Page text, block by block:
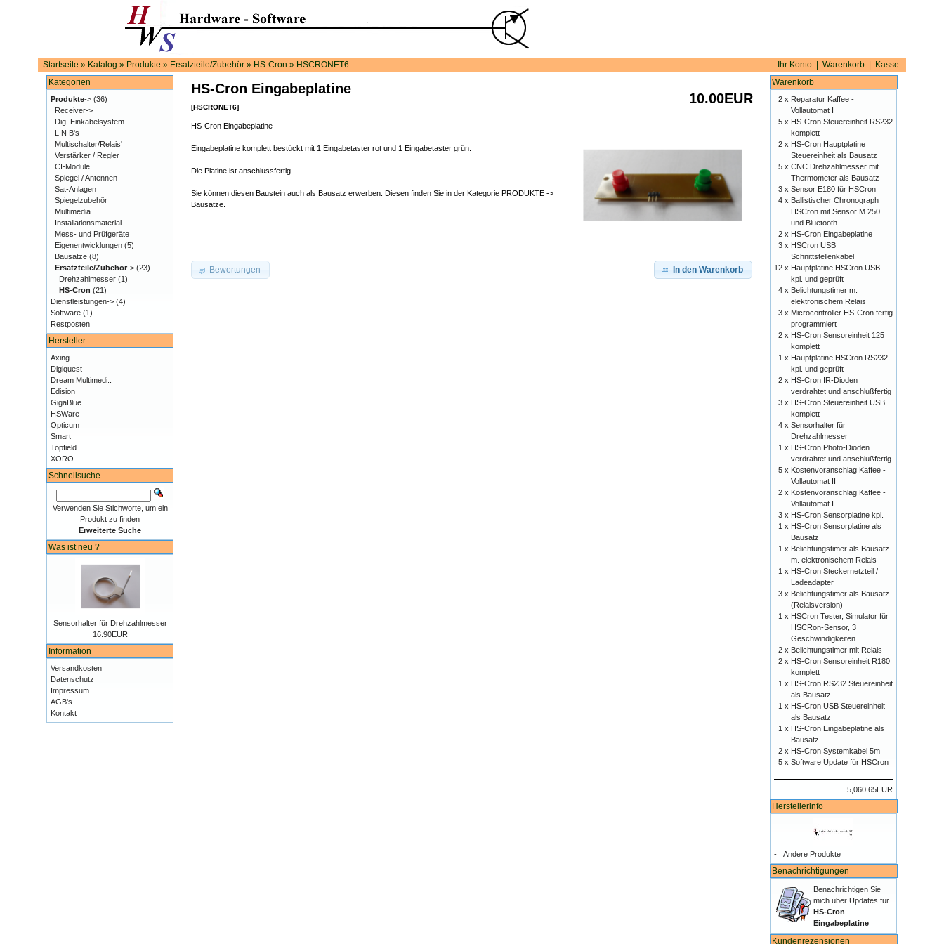
Startseite » Katalog » Produkte » Ersatzteile/Zubehör» HS-Cron » HSCRONET6 Ihr Konto| Warenkorb| Kasse
10.00EUR
HS-Cron Eingabeplatine
[HSCRONET6]
HS-Cron Eingabeplatine
Eingabeplatine komplett bestückt mit 1 Eingabetaster rot und 1 Eingabetaster grün.
Die Platine ist anschlussfertig.
Sie können diesen Baustein auch als Bausatz erwerben. Diesen finden Sie in der Kategorie PRODUKTE ->
Bausätze.
In den Warenkorb
Bewertungen
Kategorien
Produkte-> (36)
Receiver->
Dig. Einkabelsystem
L N B's
Multischalter/Relais'
Verstärker / Regler
CI-Module
Spiegel / Antennen
Sat-Anlagen
Spiegelzubehör
Multimedia
Installationsmaterial
Mess- und Prüfgeräte
Eigenentwicklungen (5)
Bausätze (8)
Ersatzteile/Zubehör-> (23)
Drehzahlmesser (1)
HS-Cron (21)
Dienstleistungen-> (4)
Software (1)
Restposten
Hersteller
Axing
Digiquest
Dream Multimedi..
Edision
GigaBlue
HSWare
Opticum
Smart
Topfield
XORO
Schnellsuche
Verwenden Sie Stichworte, um ein
Produkt zu finden
Erweiterte Suche
Was ist neu ?
Sensorhalter für Drehzahlmesser
16.90EUR
Information
Versandkosten
Datenschutz
Impressum
AGB's
Kontakt
Warenkorb
2 x Reparatur Kaffee -
Vollautomat I
5 x HS-Cron Steuereinheit RS232
komplett
2 x HS-Cron Hauptplatine
Steuereinheit als Bausatz
5 xCNC Drehzahlmesser mit
Thermometer als Bausatz
3 xSensor E180 für HSCron
4 x Ballistischer Chronograph
HSCron mit Sensor M 250
und Bluetooth
2 x HS-Cron Eingabeplatine
3 x HSCron USB
Schnittstellenkabel
12 x Hauptplatine HSCron USB
kpl. und geprüft
4 x Belichtungstimer m.
elektronischem Relais
3 x Microcontroller HS-Cron fertig
programmiert
2 x HS-Cron Sensoreinheit 125
komplett
1 x Hauptplatine HSCron RS232
kpl. und geprüft
2 x HS-Cron IR-Dioden
verdrahtet und anschlußfertig
3 x HS-Cron Steuereinheit USB
komplett
4 xSensorhalter für
Drehzahlmesser
1 x HS-Cron Photo-Dioden
verdrahtet und anschlußfertig
5 x Kostenvoranschlag Kaffee -
Vollautomat II
2 x Kostenvoranschlag Kaffee -
Vollautomat I
3 x HS-Cron Sensorplatine kpl.
1 x HS-Cron Sensorplatine als
Bausatz
1 x Belichtungstimer als Bausatz
m. elektronischem Relais
1 x HS-Cron Steckernetzteil /
Ladeadapter
3 x Belichtungstimer als Bausatz
(Relaisversion)
1 x HSCron Tester, Simulator für
HSCRon-Sensor, 3
Geschwindigkeiten
2 x Belichtungstimer mit Relais
2 x HS-Cron Sensoreinheit R180
komplett
1 x HS-Cron RS232 Steuereinheit
als Bausatz
1 x HS-Cron USB Steuereinheit
als Bausatz
1 x HS-Cron Eingabeplatine als
Bausatz
2 x HS-Cron Systemkabel 5m
5 xSoftware Update für HSCron
5,060.65EUR
Herstellerinfo
- Andere Produkte
Benachrichtigungen
Benachrichtigen Sie
mich über Updates für
HS-Cron
Eingabeplatine
Kundenrezensionen